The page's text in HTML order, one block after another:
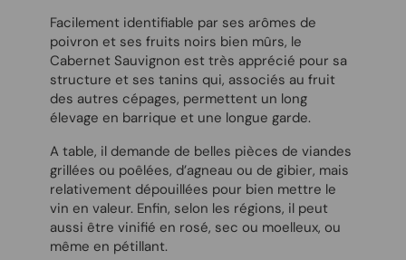
Facilement identifiable par ses arômes de
poivron et ses fruits noirs bien mûrs, le
Cabernet Sauvignon est très apprécié pour sa
structure et ses tanins qui, associés au fruit
des autres cépages, permettent un long
élevage en barrique et une longue garde.
A table, il demande de belles pièces de viandes
grillées ou poêlées, d’agneau ou de gibier, mais
relativement dépouillées pour bien mettre le
vin en valeur. Enfin, selon les régions, il peut
aussi être vinifié en rosé, sec ou moelleux, ou
même en pétillant.